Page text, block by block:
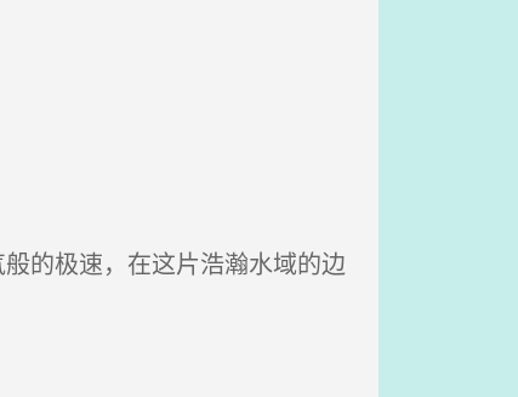
的极速，在这片浩瀚水域的边